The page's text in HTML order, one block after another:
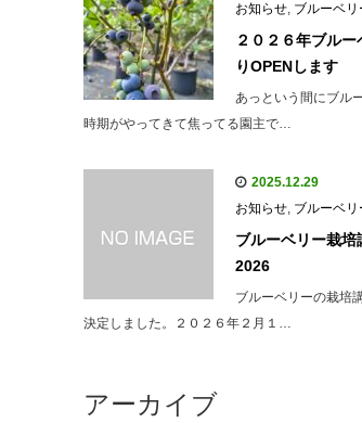
お知らせ, ブルーベリ
２０２６年ブルー
りOPENします
あっという間にブル
時期がやってきて焦ってる園主で…
2025.12.29
お知らせ, ブルーベリ
ブルーベリー栽培
2026
ブルーベリーの栽培
決定しました。２０２６年２月１…
アーカイブ